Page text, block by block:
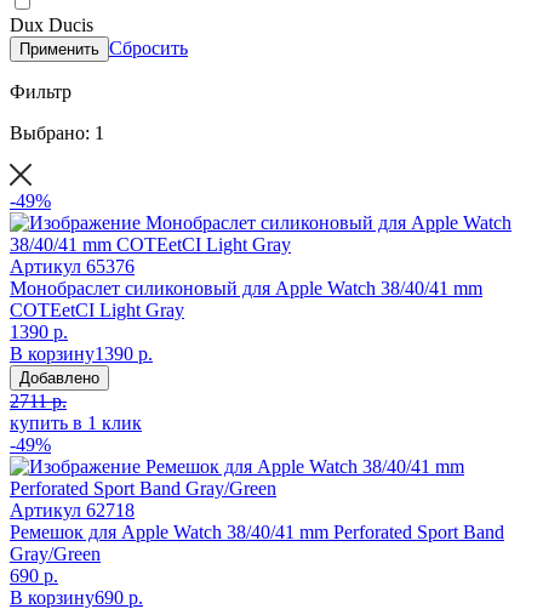
Dux Ducis
Применить Сбросить
Фильтр
Выбрано: 1
-49%
Артикул 65376
Монобраслет силиконовый для Apple Watch 38/40/41 mm
COTEetCI Light Gray
1390 р.
В корзину1390 р.
Добавлено
2711 р.
купить в 1 клик
-49%
Артикул 62718
Ремешок для Apple Watch 38/40/41 mm Perforated Sport Band
Gray/Green
690 р.
В корзину690 р.